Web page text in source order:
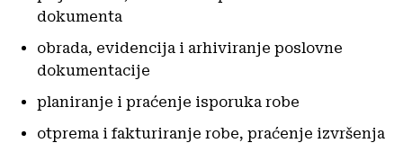
dokumenta
obrada, evidencija i arhiviranje poslovne
dokumentacije
planiranje i praćenje isporuka robe
otprema i fakturiranje robe, praćenje izvršenja